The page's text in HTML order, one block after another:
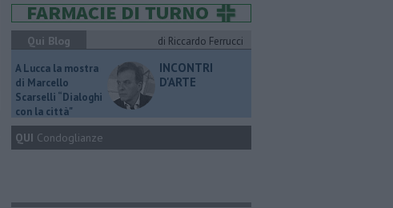
Qui Blog
di Riccardo Ferrucci
A Lucca la mostra
di Marcello
Scarselli “Dialoghi
con la città"
INCONTRI
D'ARTE
QUI Condoglianze